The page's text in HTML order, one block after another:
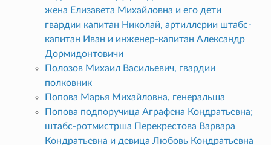
жена Елизавета Михайловна и его дети
гвардии капитан Николай, артиллерии штабс-
капитан Иван и инженер-капитан Александр
Дормидонтовичи
Полозов Михаил Васильевич, гвардии
полковник
Попова Марья Михайловна, генеральша
Попова подпоручица Аграфена Кондратьевна;
штабс-ротмистрша Перекрестова Варвара
Кондратьевна и девица Любовь Кондратьевна